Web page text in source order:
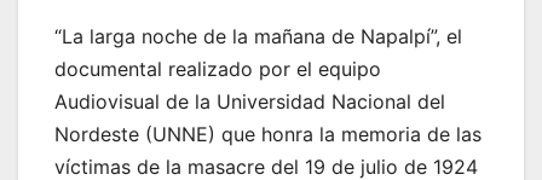
“La larga noche de la mañana de Napalpí”, el
documental realizado por el equipo
Audiovisual de la Universidad Nacional del
Nordeste (UNNE) que honra la memoria de las
víctimas de la masacre del 19 de julio de 1924